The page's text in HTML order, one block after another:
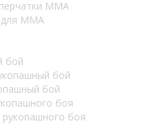
ММА
для ММА
бой
бой
бой
боя
боя